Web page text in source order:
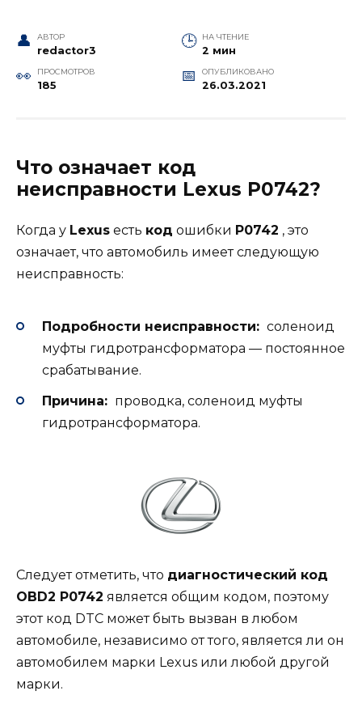
АВТОР
redactor3
НА ЧТЕНИЕ
2 мин
ПРОСМОТРОВ
185
ОПУБЛИКОВАНО
26.03.2021
Что означает код
неисправности Lexus P0742?
Когда у Lexus есть код ошибки P0742 , это
означает, что автомобиль имеет следующую
неисправность:
Подробности неисправности: соленоид
муфты гидротрансформатора — постоянное
срабатывание.
Причина: проводка, соленоид муфты
гидротрансформатора.
Следует отметить, что диагностический код
OBD2 P0742 является общим кодом, поэтому
этот код DTC может быть вызван в любом
автомобиле, независимо от того, является ли он
автомобилем марки Lexus или любой другой
марки.